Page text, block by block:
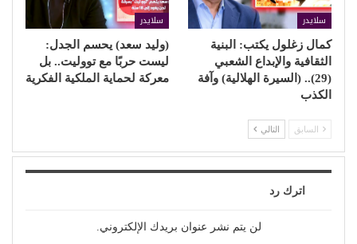
سلايدر
كمال زغلول يكتب: البنية
الثقافية والإبداع الشعبي
(29).. (السيرة الهلالية) وآفة
الكذب
سلايدر
(وليد سعد) يحسم الجدل:
ليست حربًا مع تووليت.. بل
معركة لحماية الملكية الفكرية
السابق التالي
اترك رد
لن يتم نشر عنوان بريدك الإلكتروني.